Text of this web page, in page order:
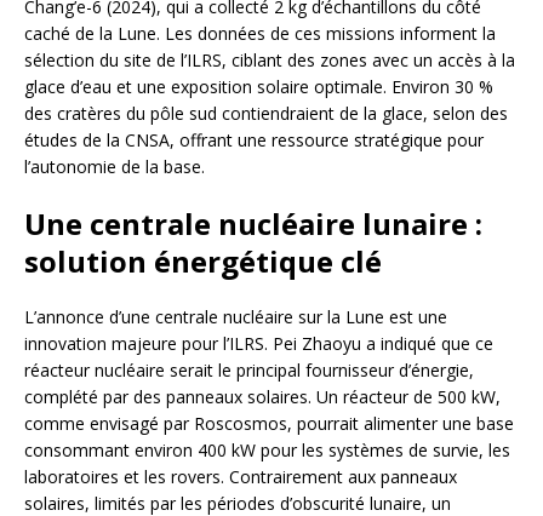
Chang’e-6 (2024), qui a collecté 2 kg d’échantillons du côté
caché de la Lune. Les données de ces missions informent la
sélection du site de l’ILRS, ciblant des zones avec un accès à la
glace d’eau et une exposition solaire optimale. Environ 30 %
des cratères du pôle sud contiendraient de la glace, selon des
études de la CNSA, offrant une ressource stratégique pour
l’autonomie de la base.
Une centrale nucléaire lunaire :
solution énergétique clé
L’annonce d’une centrale nucléaire sur la Lune est une
innovation majeure pour l’ILRS. Pei Zhaoyu a indiqué que ce
réacteur nucléaire serait le principal fournisseur d’énergie,
complété par des panneaux solaires. Un réacteur de 500 kW,
comme envisagé par Roscosmos, pourrait alimenter une base
consommant environ 400 kW pour les systèmes de survie, les
laboratoires et les rovers. Contrairement aux panneaux
solaires, limités par les périodes d’obscurité lunaire, un